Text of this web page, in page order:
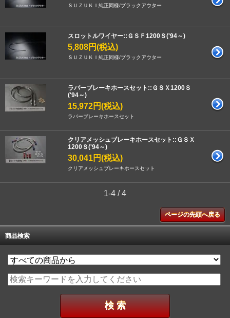
ＳＵＺＵＫＩ純正同様/ブラックアウター
スロットルワイヤー::ＧＳＦ1200Ｓ('94～)
5,808円(税込)
ＳＵＺＵＫＩ純正同様/ブラックアウター
ラバーブレーキホースセット::ＧＳＸ1200Ｓ
('94～)
15,972円(税込)
ラバーブレーキホースセット
クリアメッシュブレーキホースセット::ＧＳＸ
1200Ｓ('94～)
30,041円(税込)
クリアメッシュブレーキホースセット
1-4 / 4
ページの先頭へ戻る
商品検索